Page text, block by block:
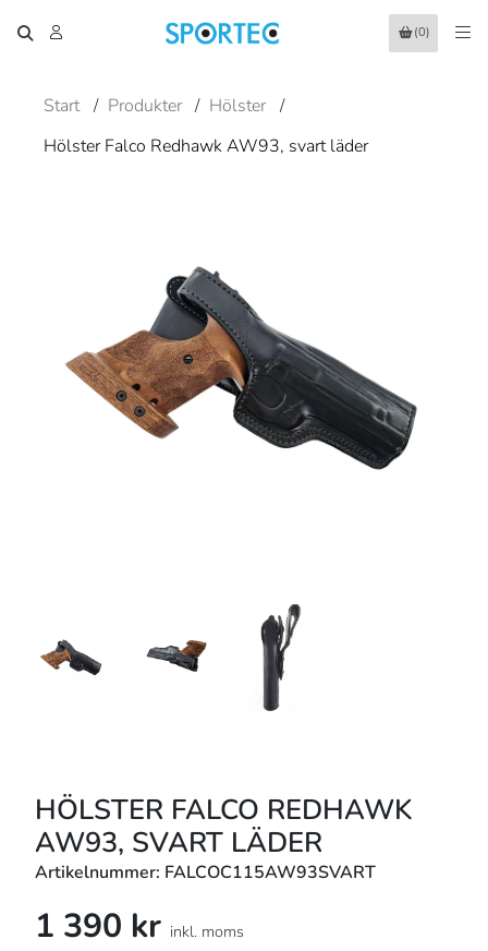
(0)
Start / Produkter / Hölster /
Hölster Falco Redhawk AW93, svart läder
HÖLSTER FALCO REDHAWK
AW93, SVART LÄDER
Artikelnummer: FALCOC115AW93SVART
1 390 kr inkl. moms